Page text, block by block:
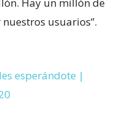
usuarios”.
esperándote |